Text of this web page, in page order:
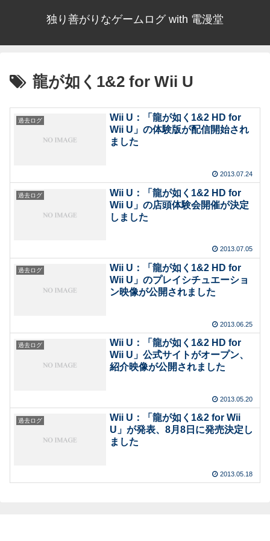
独り善がりなゲームログ with 電漫堂
龍が如く1&2 for Wii U
過去ログ
Wii U：「龍が如く1&2 HD for
Wii U」の体験版が配信開始され
ました
2013.07.24
過去ログ
Wii U：「龍が如く1&2 HD for
Wii U」の店頭体験会開催が決定
しました
2013.07.05
過去ログ
Wii U：「龍が如く1&2 HD for
Wii U」のプレイシチュエーショ
ン映像が公開されました
2013.06.25
過去ログ
Wii U：「龍が如く1&2 HD for
Wii U」公式サイトがオープン、
紹介映像が公開されました
2013.05.20
過去ログ
Wii U：「龍が如く1&2 for Wii
U」が発表、8月8日に発売決定し
ました
2013.05.18